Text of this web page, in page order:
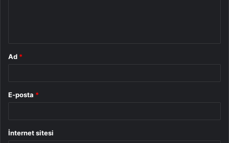
Ad *
E-posta *
İnternet sitesi